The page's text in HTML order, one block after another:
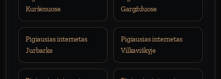
Kuršėnuose
Gargžduose
Pigiausias internetas
Jurbarke
Pigiausias internetas
Vilkaviškyje